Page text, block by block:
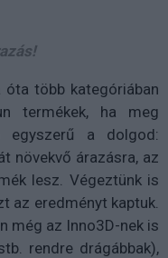
több kategóriában
termékek, ha meg
egyszerű a dolgod:
növekvő árazásra, az
lesz. Végeztünk is
az eredményt kaptuk.
még az Inno3D-nek is
rendre drágábbak),